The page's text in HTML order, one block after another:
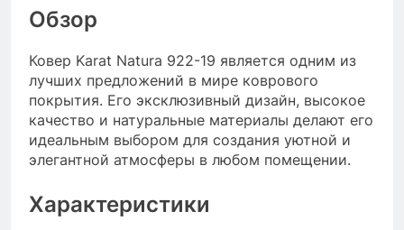
Обзор
Ковер Karat Natura 922-19 является одним из
лучших предложений в мире коврового
покрытия. Его эксклюзивный дизайн, высокое
качество и натуральные материалы делают его
идеальным выбором для создания уютной и
элегантной атмосферы в любом помещении.
Характеристики